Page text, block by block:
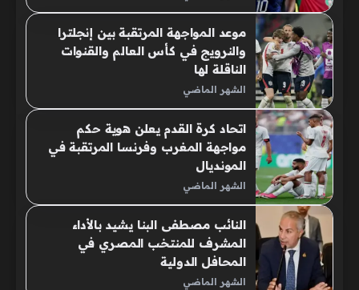
موعد المواجهة المرتقبة بين إنجلترا
والنرويج في كأس العالم والقنوات
الناقلة لها
الشهر الماضي
اتحاد كرة القدم يعلن هوية حكم
مواجهة المغرب وفرنسا المرتقبة في
المونديال
الشهر الماضي
النائب مصطفى البنا يشيد بالأداء
المشرف للمنتخب المصري في
المحافل الدولية
الشهر الماضي